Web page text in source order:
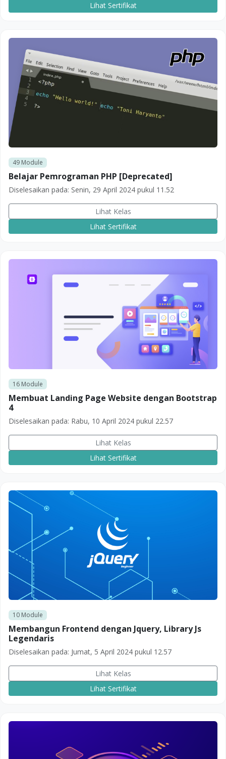
Lihat Sertifikat
49Module
Belajar Pemrograman PHP [Deprecated]
Diselesaikan pada: Senin, 29 April 2024 pukul 11.52
Lihat Kelas
Lihat Sertifikat
16Module
Membuat Landing Page Website dengan Bootstrap
4
Diselesaikan pada: Rabu, 10 April 2024 pukul 22.57
Lihat Kelas
Lihat Sertifikat
10Module
Membangun Frontend dengan Jquery, Library Js
Legendaris
Diselesaikan pada: Jumat, 5 April 2024 pukul 12.57
Lihat Kelas
Lihat Sertifikat